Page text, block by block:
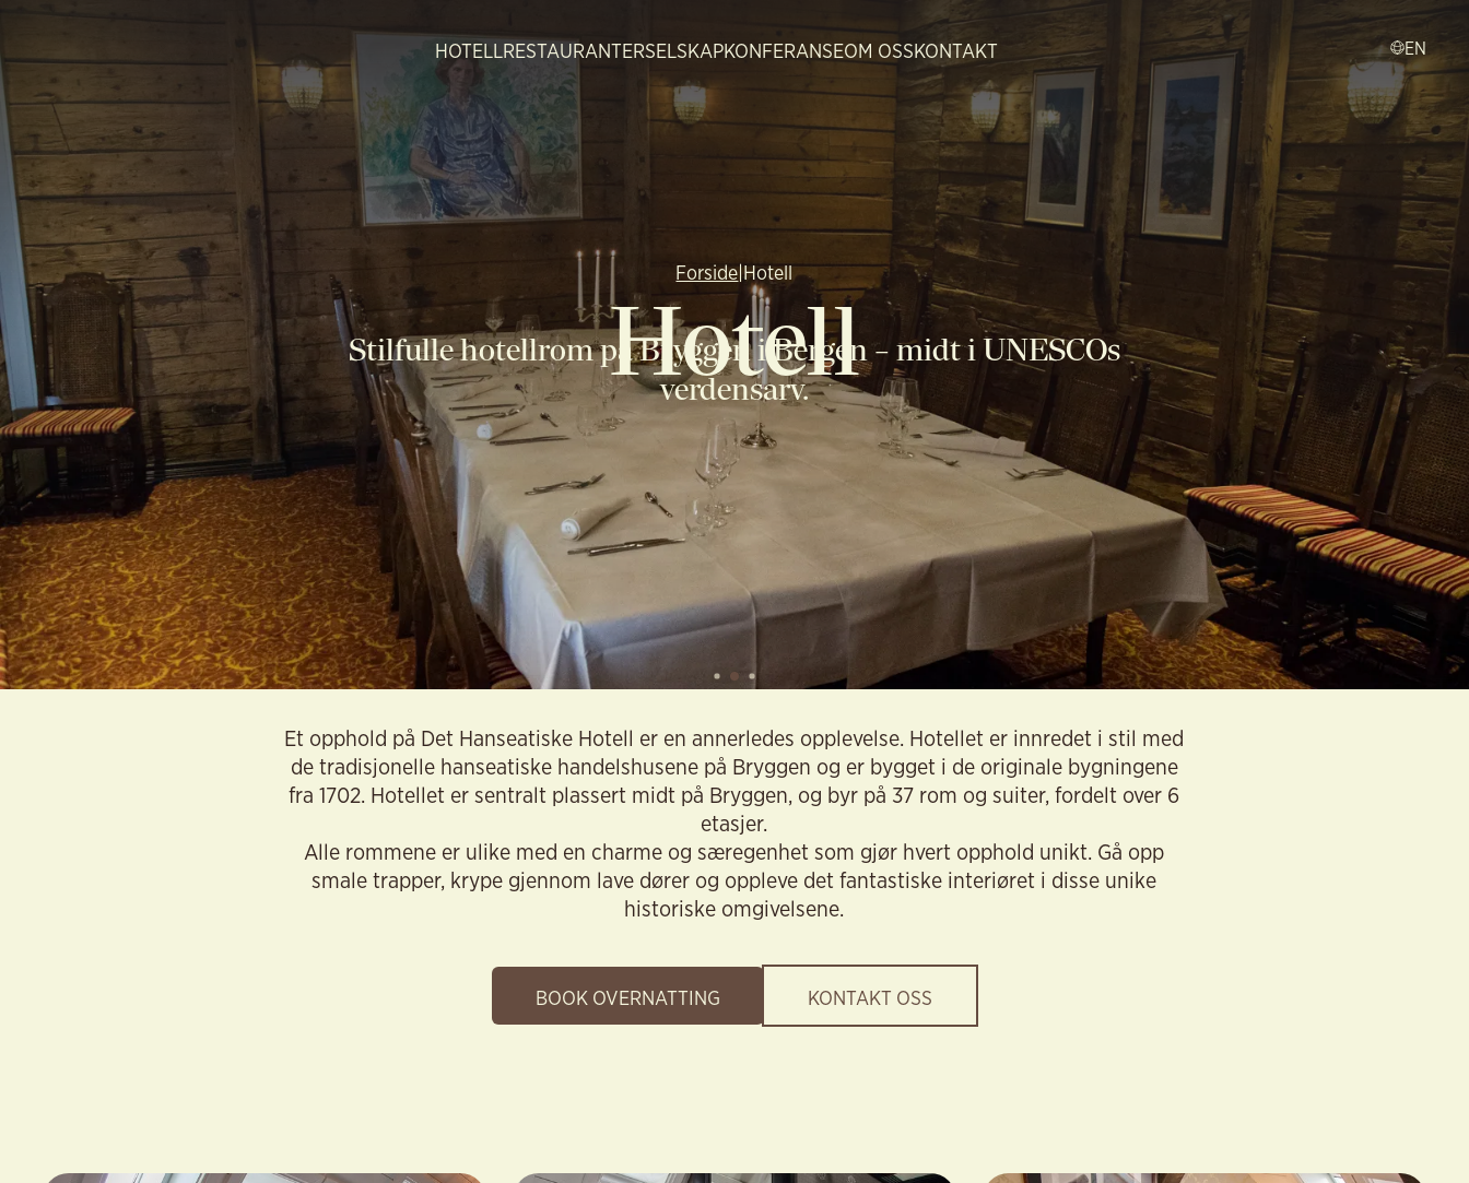
HOTELLRESTAURANTERSELSKAPKONFERANSEOM OSSKONTAKT EN
Forside|Hotell
Hotell
Stilfulle hotellrom på Bryggen i Bergen – midt i UNESCOs
verdensarv.
Et opphold på Det Hanseatiske Hotell er en annerledes opplevelse. Hotellet er innredet i stil med
de tradisjonelle hanseatiske handelshusene på Bryggen og er bygget i de originale bygningene
fra 1702. Hotellet er sentralt plassert midt på Bryggen, og byr på 37 rom og suiter, fordelt over 6
etasjer.
Alle rommene er ulike med en charme og særegenhet som gjør hvert opphold unikt. Gå opp
smale trapper, krype gjennom lave dører og oppleve det fantastiske interiøret i disse unike
historiske omgivelsene.
BOOK OVERNATTING KONTAKT OSS